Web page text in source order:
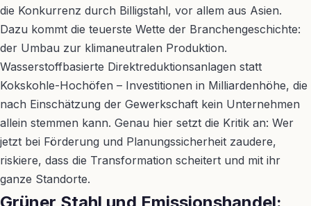
die Konkurrenz durch Billigstahl, vor allem aus Asien.
Dazu kommt die teuerste Wette der Branchengeschichte:
der Umbau zur klimaneutralen Produktion.
Wasserstoffbasierte Direktreduktionsanlagen statt
Kokskohle-Hochöfen – Investitionen in Milliardenhöhe, die
nach Einschätzung der Gewerkschaft kein Unternehmen
allein stemmen kann. Genau hier setzt die Kritik an: Wer
jetzt bei Förderung und Planungssicherheit zaudere,
riskiere, dass die Transformation scheitert und mit ihr
ganze Standorte.